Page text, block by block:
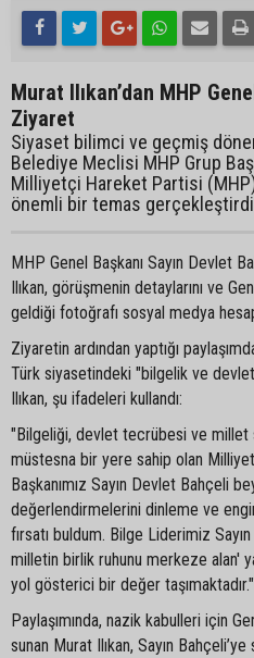
Murat Ilıkan’dan MHP
Ziyaret
Siyaset bilimci ve geçmiş
Belediye Meclisi MHP Grup
Milliyetçi Hareket Partisi
önemli bir temas
MHP Genel Başkanı Sayın Devlet
Ilıkan, görüşmenin detaylarını ve
geldiği fotoğrafı sosyal medya
Ziyaretin ardından yaptığı
Türk siyasetindeki "bilgelik ve
Ilıkan, şu ifadeleri kullandı:
"Bilgeliği, devlet tecrübesi ve millet
müstesna bir yere sahip olan
Başkanımız Sayın Devlet Bahçeli
değerlendirmelerini dinleme ve
fırsatı buldum. Bilge Liderimiz
milletin birlik ruhunu merkeze alan'
yol gösterici bir değer taşımaktadır."
Paylaşımında, nazik kabulleri için
sunan Murat Ilıkan, Sayın